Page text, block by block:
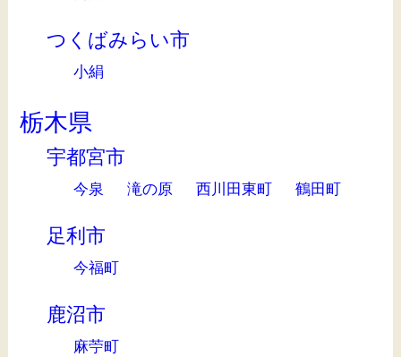
つくばみらい市
小絹
栃木県
宇都宮市
今泉 滝の原 西川田東町 鶴田町
足利市
今福町
鹿沼市
麻苧町